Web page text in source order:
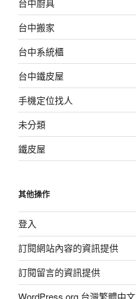
台中廚具
台中搬家
台中系統櫃
台中鐵皮屋
手機定位找人
未分類
鐵皮屋
其他操作
登入
訂閱網站內容的資訊提供
訂閱留言的資訊提供
WordPress.org 台灣繁體中文